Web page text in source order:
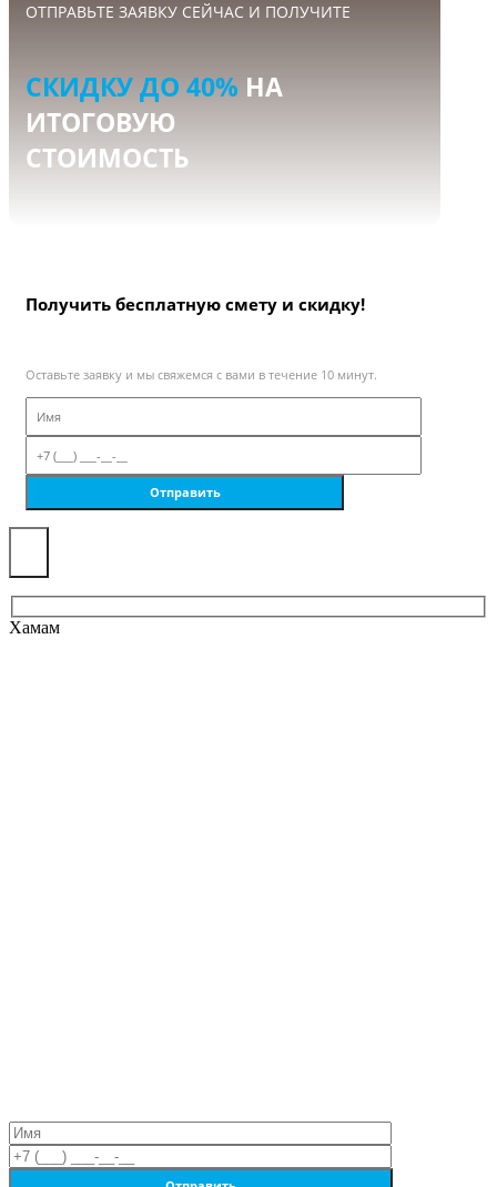
ОТПРАВЬТЕ ЗАЯВКУ СЕЙЧАС И ПОЛУЧИТЕ
СКИДКУ ДО 40% НА
ИТОГОВУЮ
СТОИМОСТЬ
Получить бесплатную смету и скидку!
Оставьте заявку и мы свяжемся с вами в течение 10 минут.
Хамам